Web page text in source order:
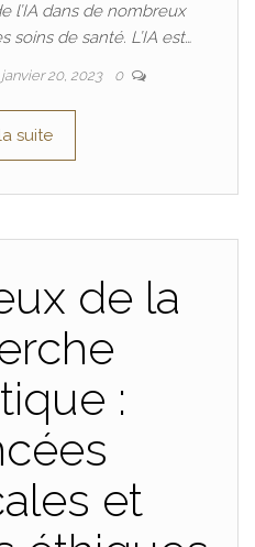
l’IA dans de nombreux
soins de santé. L’IA est…
janvier 20, 2023 0
suite
de la
:
et